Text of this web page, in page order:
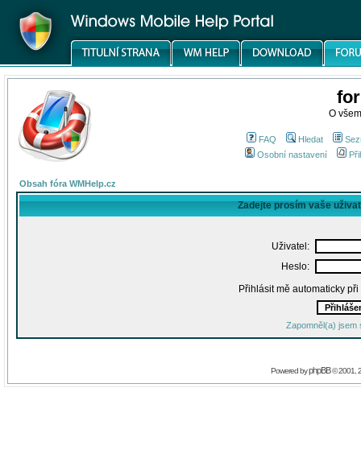
O
FAQ Hledat
Osobní nastavení
Obsah fóra WMHelp.cz
Zadejte prosím vaše
Uživatel:
Heslo:
Přihlásit mě automaticky
Zapomněl(a) jsem
Powered byphpBB© 2001,